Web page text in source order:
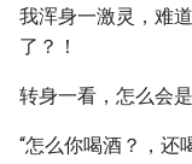
我浑身一激灵，难
了？！
转身一看，怎么会
“怎么你喝酒？，还